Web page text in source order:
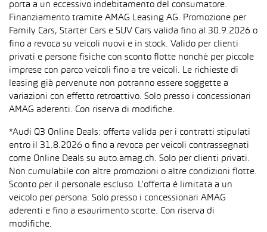
porta a un eccessivo indebitamento del consumatore.
Finanziamento tramite AMAG Leasing AG. Promozione per
Family Cars, Starter Cars e SUV Cars valida fino al 30.9.2026 o
fino a revoca su veicoli nuovi e in stock. Valido per clienti
privati e persone fisiche con sconto flotte nonché per piccole
imprese con parco veicoli fino a tre veicoli. Le richieste di
leasing già pervenute non potranno essere soggette a
variazioni con effetto retroattivo. Solo presso i concessionari
AMAG aderenti. Con riserva di modifiche.
*Audi Q3 Online Deals: offerta valida per i contratti stipulati
entro il 31.8.2026 o fino a revoca per veicoli contrassegnati
come Online Deals su auto.amag.ch. Solo per clienti privati.
Non cumulabile con altre promozioni o altre condizioni flotte.
Sconto per il personale escluso. L’offerta è limitata a un
veicolo per persona. Solo presso i concessionari AMAG
aderenti e fino a esaurimento scorte. Con riserva di
modifiche.